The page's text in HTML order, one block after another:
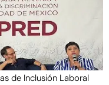
de Inclusión Laboral